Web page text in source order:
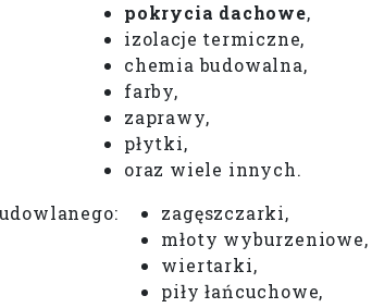
pokrycia dachowe,
izolacje termiczne,
chemia budowalna,
farby,
zaprawy,
płytki,
oraz wiele innych.
zagęszczarki,
młoty wyburzeniowe,
wiertarki,
piły łańcuchowe,